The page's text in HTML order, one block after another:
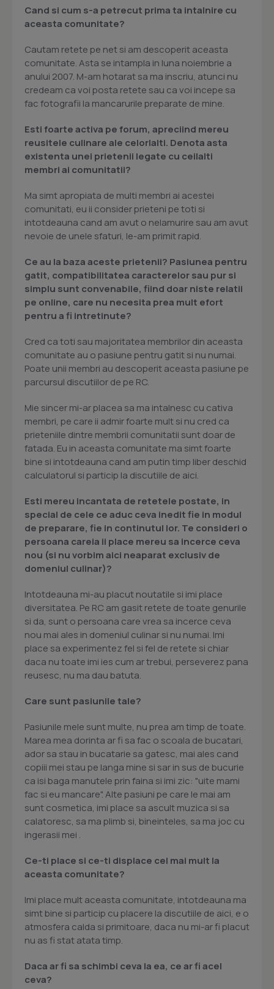
Cand si cum s-a petrecut prima ta intalnire cu
aceasta comunitate?
Cautam retete pe net si am descoperit aceasta
comunitate. Asta se intampla in luna noiembrie a
anului 2007. M-am hotarat sa ma inscriu, atunci nu
credeam ca voi posta retete sau ca voi incepe sa
fac fotografii la mancarurile preparate de mine.
Esti foarte activa pe forum, apreciind mereu
reusitele culinare ale celorlalti. Denota asta
existenta unei prietenii legate cu ceilalti
membri ai comunitatii?
Ma simt apropiata de multi membri ai acestei
comunitati, eu ii consider prieteni pe toti si
intotdeauna cand am avut o nelamurire sau am avut
nevoie de unele sfaturi, le-am primit rapid.
Ce au la baza aceste prietenii? Pasiunea pentru
gatit, compatibilitatea caracterelor sau pur si
simplu sunt convenabile, fiind doar niste relatii
pe online, care nu necesita prea mult efort
pentru a fi intretinute?
Cred ca toti sau majoritatea membrilor din aceasta
comunitate au o pasiune pentru gatit si nu numai.
Poate unii membri au descoperit aceasta pasiune pe
parcursul discutiilor de pe RC.
Mie sincer mi-ar placea sa ma intalnesc cu cativa
membri, pe care ii admir foarte mult si nu cred ca
prieteniile dintre membrii comunitatii sunt doar de
fatada. Eu in aceasta comunitate ma simt foarte
bine si intotdeauna cand am putin timp liber deschid
calculatorul si particip la discutiile de aici.
Esti mereu incantata de retetele postate, in
special de cele ce aduc ceva inedit fie in modul
de preparare, fie in continutul lor. Te consideri o
persoana careia ii place mereu sa incerce ceva
nou (si nu vorbim aici neaparat exclusiv de
domeniul culinar)?
Intotdeauna mi-au placut noutatile si imi place
diversitatea. Pe RC am gasit retete de toate genurile
si da, sunt o persoana care vrea sa incerce ceva
nou mai ales in domeniul culinar si nu numai. Imi
place sa experimentez fel si fel de retete si chiar
daca nu toate imi ies cum ar trebui, perseverez pana
reusesc, nu ma dau batuta.
Care sunt pasiunile tale?
Pasiunile mele sunt multe, nu prea am timp de toate.
Marea mea dorinta ar fi sa fac o scoala de bucatari,
ador sa stau in bucatarie sa gatesc, mai ales cand
copiii mei stau pe langa mine si sar in sus de bucurie
ca isi baga manutele prin faina si imi zic: "uite mami
fac si eu mancare". Alte pasiuni pe care le mai am
sunt cosmetica, imi place sa ascult muzica si sa
calatoresc, sa ma plimb si, bineinteles, sa ma joc cu
ingerasii mei .
Ce-ti place si ce-ti displace cel mai mult la
aceasta comunitate?
Imi place mult aceasta comunitate, intotdeauna ma
simt bine si particip cu placere la discutiile de aici, e o
atmosfera calda si primitoare, daca nu mi-ar fi placut
nu as fi stat atata timp.
Daca ar fi sa schimbi ceva la ea, ce ar fi acel
ceva?